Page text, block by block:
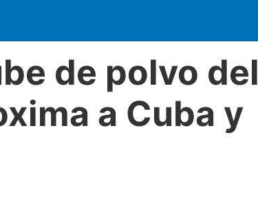
de polvo del
a Cuba y